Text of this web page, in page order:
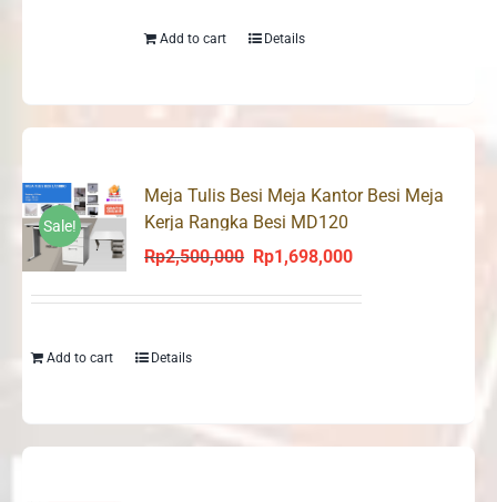
Rp1,900,000.
Add to cart Details
Sale!
Meja Tulis Besi Meja Kantor Besi Meja
Kerja Rangka Besi MD120
Rp2,500,000
Original
Rp1,698,000Current
Add to cart Details